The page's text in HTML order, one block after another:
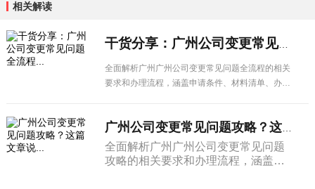
相关解读
干货分享：广州公司变更常见问题全流程...
全面解析广州广州公司变更常见问题全流程的相关
要求和办理流程，涵盖申请条件、材料清单、办理
全面解析广州广州公司变更常见问题
攻略的相关要求和办理流程，涵盖申